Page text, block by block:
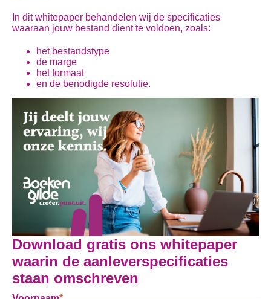
In dit whitepaper behandelen wij de specificaties
waaraan jouw bestand dient te voldoen, zoals:
het bestandstype
de marge
het formaat
en de benodigde resolutie.
Download gratis ons whitepaper
waarin de aanleverspecificaties
staan omschreven